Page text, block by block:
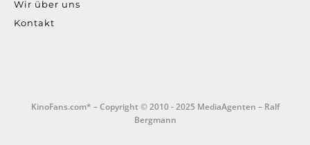
Wir über uns
Kontakt
KinoFans.com* – Copyright © 2010 - 2025 MediaAgenten – Ralf
Bergmann